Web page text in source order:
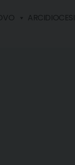
ARCIDIOCESI